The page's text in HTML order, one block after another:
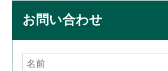
お問い合わせ